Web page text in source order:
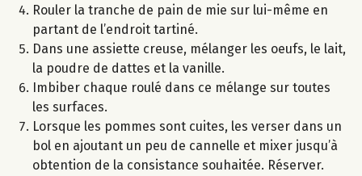
Rouler la tranche de pain de mie sur lui-même en
partant de l’endroit tartiné.
Dans une assiette creuse, mélanger les oeufs, le lait,
la poudre de dattes et la vanille.
Imbiber chaque roulé dans ce mélange sur toutes
les surfaces.
Lorsque les pommes sont cuites, les verser dans un
bol en ajoutant un peu de cannelle et mixer jusqu’à
obtention de la consistance souhaitée. Réserver.